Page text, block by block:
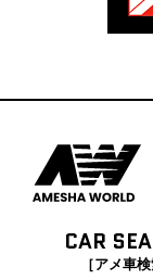
CAR
［アメ車検